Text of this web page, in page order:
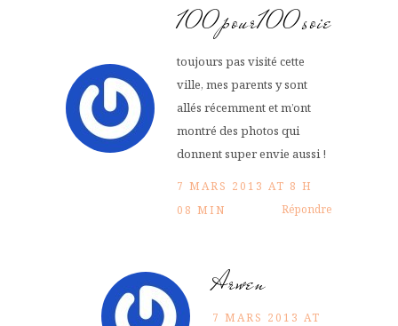
100pour100soie
toujours pas visité cette
ville, mes parents y sont
allés récemment et m’ont
montré des photos qui
donnent super envie aussi !
7 MARS 2013 AT 8 H
08 MIN
Répondre
Arwen
7 MARS 2013 AT